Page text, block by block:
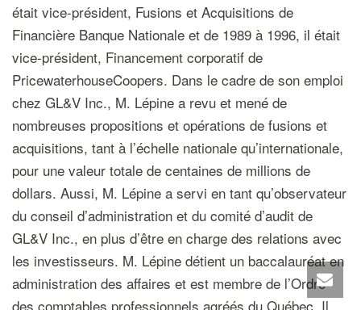
était vice-président, Fusions et Acquisitions de
Financière Banque Nationale et de 1989 à 1996, il était
vice-président, Financement corporatif de
PricewaterhouseCoopers. Dans le cadre de son emploi
chez GL&V Inc., M. Lépine a revu et mené de
nombreuses propositions et opérations de fusions et
acquisitions, tant à l’échelle nationale qu’internationale,
pour une valeur totale de centaines de millions de
dollars. Aussi, M. Lépine a servi en tant qu’observateur
du conseil d’administration et du comité d’audit de
GL&V Inc., en plus d’être en charge des relations avec
les investisseurs. M. Lépine détient un baccalauréat en
administration des affaires et est membre de l’Ordre
des comptables professionnels agréés du Québec. Il